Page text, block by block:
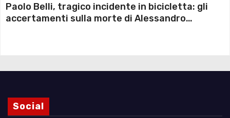
Paolo Belli, tragico incidente in bicicletta: gli
accertamenti sulla morte di Alessandro
Social